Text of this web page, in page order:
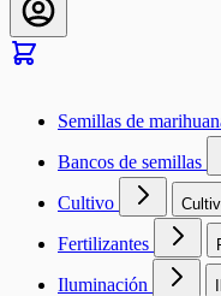
Semillas de
Bancos de semillas
Cultivo
Fertilizantes
Iluminación